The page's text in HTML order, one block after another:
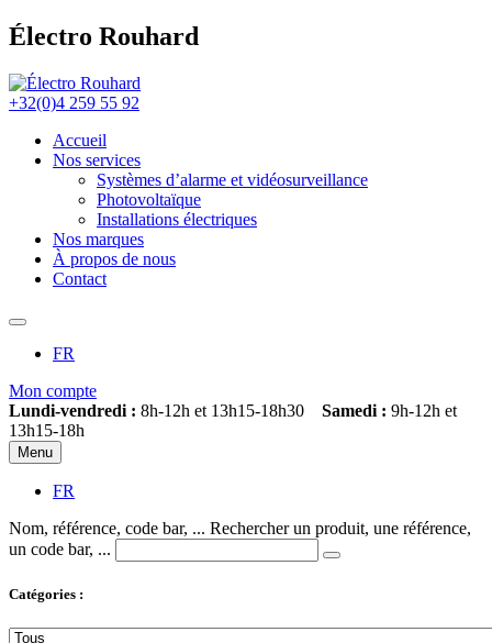
Électro Rouhard
+32(0)4 259 55 92
Accueil
Nos services
Systèmes d’alarme et vidéosurveillance
Photovoltaïque
Installations électriques
Nos marques
À propos de nous
Contact
FR
Mon compte
Lundi-vendredi : 8h-12h et 13h15-18h30 Samedi : 9h-12h et
13h15-18h
Menu
FR
Nom, référence, code bar, ... Rechercher un produit, une référence,
un code bar, ...
Catégories :